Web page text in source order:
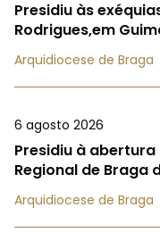
Presidiu às
Rodrigues,em
Arquidiocese de Braga
6 agosto 2026
Presidiu à
Regional de Braga
Arquidiocese de Braga